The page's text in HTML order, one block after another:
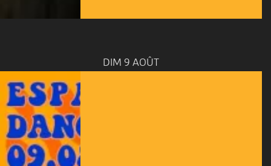
DIM 9 AOÛT